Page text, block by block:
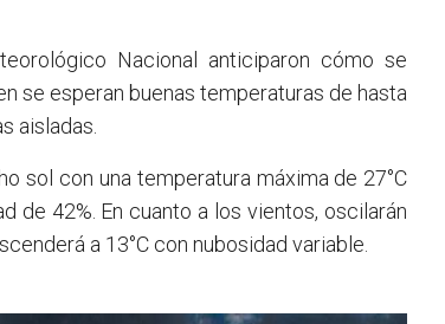
se esperan buenas temperaturas de hasta
aisladas.
sol con una temperatura máxima de 27°C
de 42%. En cuanto a los vientos, oscilarán
a 13°C con nubosidad variable.